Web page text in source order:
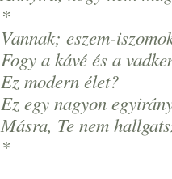
*
Vannak; eszem-
Fogy a kávé és a
Ez modern élet?
Ez egy nagyon
Másra, Te nem
*